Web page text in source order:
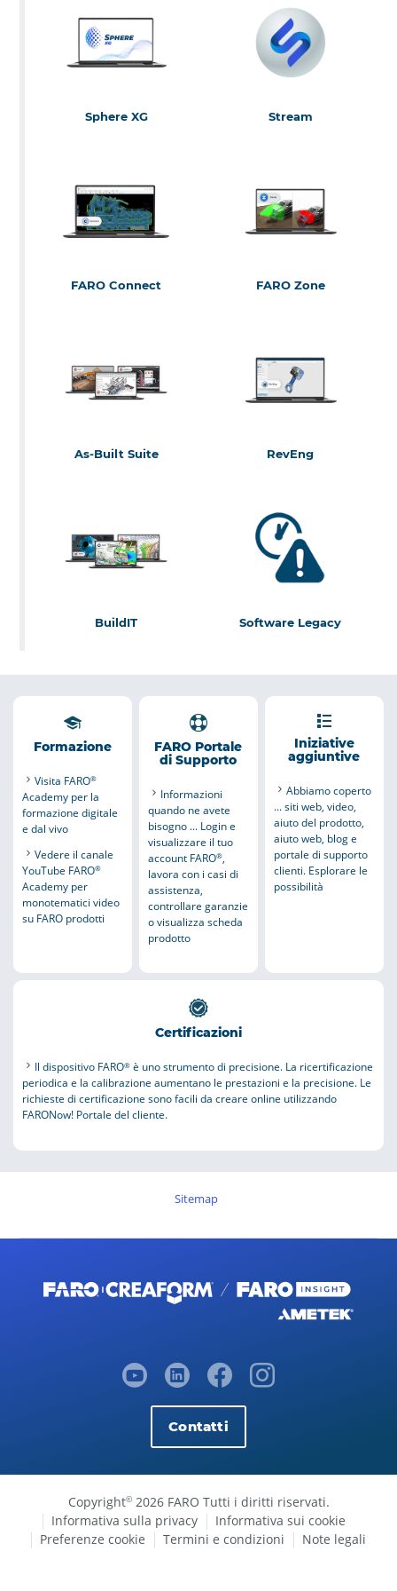
Scan Localizer
Photon
CAM2
SmartInspect
SCENE
Sphere XG
Sphere XG
Stream
FARO Connect FARO Zone
As-Built Suite
Software
As-Built™for Autodesk
Revit®
RevEng
RevEng
BuildIT
BuildIT Metrology
BuildIT Projector
Software Legacy
WebShare Enterprise
Measure 10
FARO CAD Zone
FARO ARAS 360
present4D
PhotoCore
PointSense & CAD
Plugins
VirtuSurv
Insight
WebShare Server & 2Go
Formazione
Visita FARO®
Academy per la
formazione digitale
e dal vivo
Vedere il canale
YouTube FARO®
Academy per
monotematici video
su FARO prodotti
FARO Portale
di Supporto
Informazioni
quando ne avete
bisogno ... Login e
visualizzare il tuo
account FARO®,
lavora con i casi di
assistenza,
controllare garanzie
o visualizza scheda
prodotto
Iniziative
aggiuntive
Abbiamo coperto
... siti web, video,
aiuto del prodotto,
aiuto web, blog e
portale di supporto
clienti. Esplorare le
possibilità
Certificazioni
Il dispositivo FARO® è uno strumento di precisione. La ricertificazione
periodica e la calibrazione aumentano le prestazioni e la precisione. Le
richieste di certificazione sono facili da creare online utilizzando
FARONow! Portale del cliente.
Sitemap
Contatti
Copyright©2026 FARO Tutti i diritti riservati.
Informativa sulla privacy
Informativa sui cookie
Preferenze cookie
Termini e condizioni Note legali